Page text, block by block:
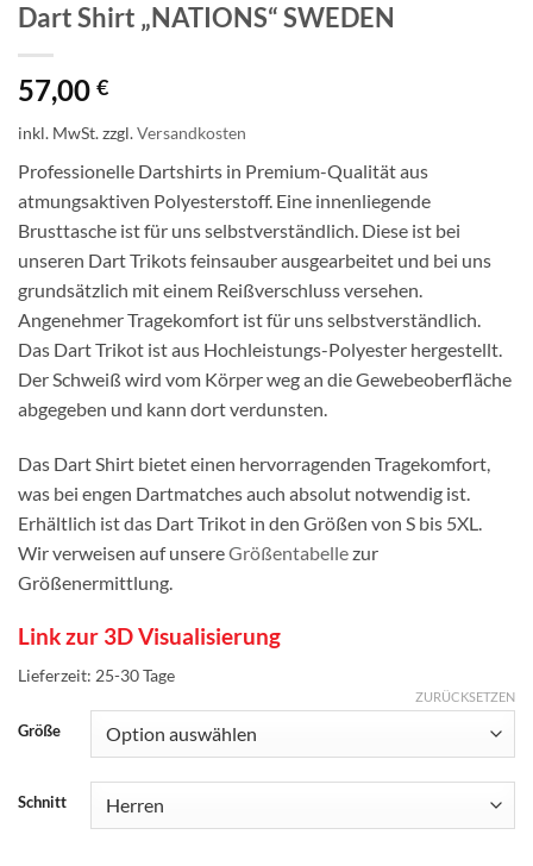
Dart Shirt „NATIONS“ SWEDEN
57,00 €
inkl. MwSt.zzgl.Versandkosten
Professionelle Dartshirts in Premium-Qualität aus
atmungsaktiven Polyesterstoff. Eine innenliegende
Brusttasche ist für uns selbstverständlich. Diese ist bei
unseren Dart Trikots feinsauber ausgearbeitet und bei uns
grundsätzlich mit einem Reißverschluss versehen.
Angenehmer Tragekomfort ist für uns selbstverständlich.
Das Dart Trikot ist aus Hochleistungs-Polyester hergestellt.
Der Schweiß wird vom Körper weg an die Gewebeoberfläche
abgegeben und kann dort verdunsten.
Das Dart Shirt bietet einen hervorragenden Tragekomfort,
was bei engen Dartmatches auch absolut notwendig ist.
Erhältlich ist das Dart Trikot in den Größen von S bis 5XL.
Wir verweisen auf unsereGrößentabellezur
Größenermittlung.
Link zur 3D Visualisierung
Lieferzeit: 25-30 Tage
Größe
Schnitt
ZURÜCKSETZEN